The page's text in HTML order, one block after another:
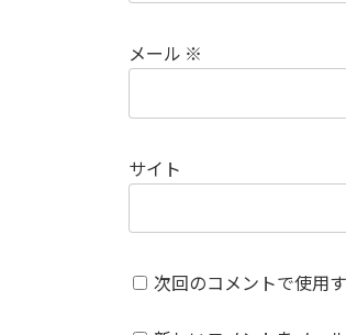
メール ※
サイト
次回のコメントで使用